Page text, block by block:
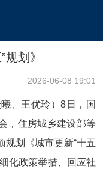
划》
2026-06-08 19:01
、王优玲）8日，国
，住房城乡建设部等
规划《城市更新“十五
化政策举措、回应社